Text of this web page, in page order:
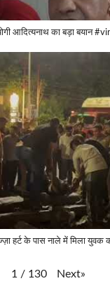
योगी आदित्यनाथ का बड़ा बयान
हर्ट के पास नाले में मिला
1 / 130 Next»